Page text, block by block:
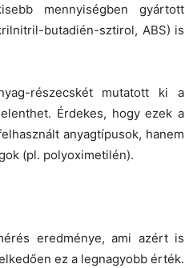
mennyiségben gyártott
butadién-sztirol, ABS) is
részecskét mutatott ki a
Érdekes, hogy ezek a
anyagtípusok, hanem
(pl. polyoximetilén).
eredménye, ami azért is
ez a legnagyobb érték.